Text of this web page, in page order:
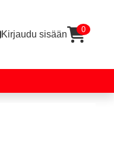
Kirjaudu sisään 0